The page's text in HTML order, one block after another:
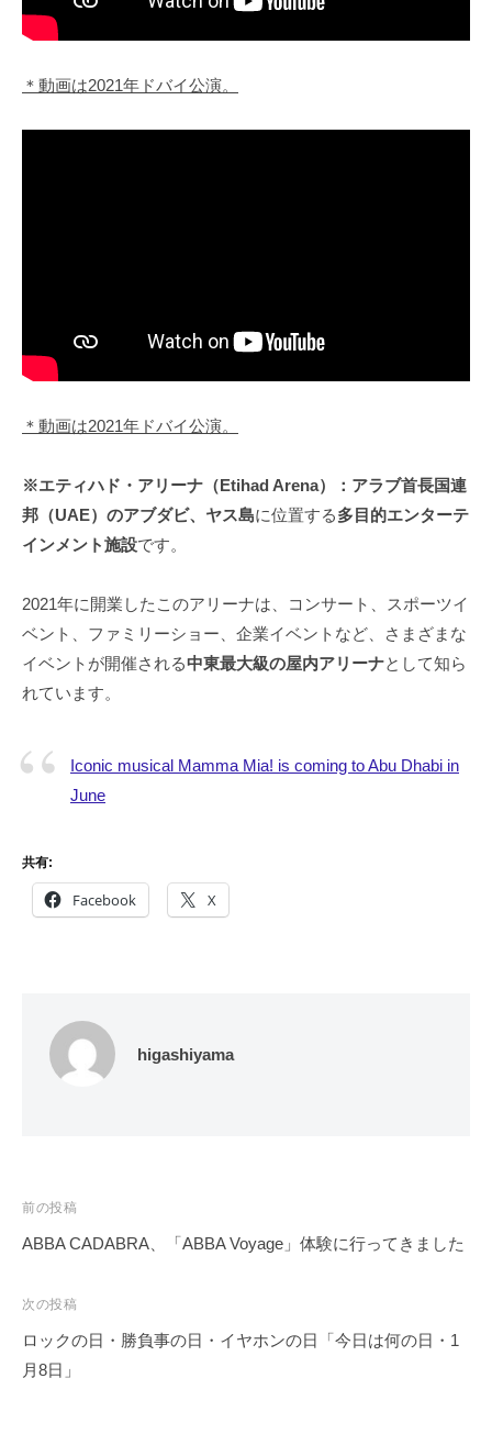
＊動画は2021年ドバイ公演。
＊動画は2021年ドバイ公演。
※エティハド・アリーナ（Etihad Arena）：アラブ首長国連
邦（UAE）のアブダビ、ヤス島に位置する多目的エンターテ
インメント施設です。
2021年に開業したこのアリーナは、コンサート、スポーツイ
ベント、ファミリーショー、企業イベントなど、さまざまな
イベントが開催される中東最大級の屋内アリーナとして知ら
れています。
Iconic musical Mamma Mia! is coming to Abu Dhabi in
June
共有:
Facebook X
higashiyama
投
稿
ビ
ゲ
ー
前の投稿
ABBA CADABRA、「ABBA Voyage」体験に行ってきました
次の投稿
ロックの日・勝負事の日・イヤホンの日「今日は何の日・1
月8日」